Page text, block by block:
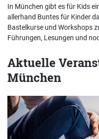
In München gibt es für Kids
allerhand Buntes für Kinder
Bastelkurse und Workshops
Führungen, Lesungen und
Aktuelle
München